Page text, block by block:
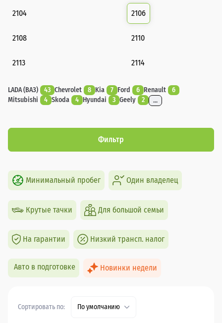
2104 2106
2108 2110
2113 2114
LADA (ВАЗ) 43 Chevrolet 8 Kia 7 Ford 6 Renault
6
Mitsubishi
4 Skoda 4 Hyundai 3 Geely 2 ...
Фильтр
Минимальный пробег Один владелец
Крутые тачки Для большой семьи
На гарантии Низкий трансп. налог
Авто в подготовке Новинки недели
Сортировать по: По умолчанию